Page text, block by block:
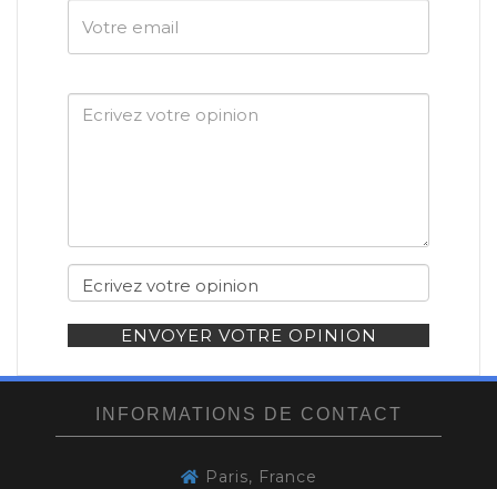
Votre
email
ENVOYER VOTRE OPINION
INFORMATIONS DE CONTACT
Paris, France